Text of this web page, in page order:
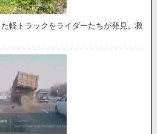
た軽トラックをライダーたちが発見。救